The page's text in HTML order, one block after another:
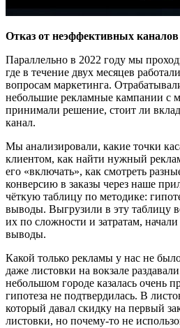
Отказ от неэффективных каналов
Параллельно в 2022 году мы
где в течение двух месяцев
вопросам маркетинга.
небольшие рекламные кампании с
принимали решение, стоит ли
канал.
Мы анализировали, какие точки
клиентом, как найти нужный
его «включать», как смотреть
конверсию в заказы через наше
чёткую таблицу по методике:
выводы. Выгрузили в эту таблицу
их по сложности и затратам,
выводы.
Какой только рекламы у нас не
даже листовки на вокзале
небольшом городе казалась очень
гипотеза не подтвердилась. В
который давал скидку на первый
листовки, но почему-то не